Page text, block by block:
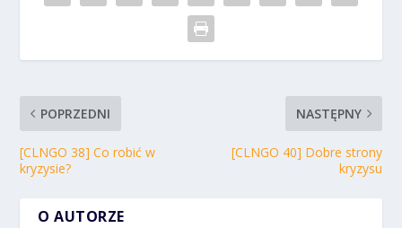
POPRZEDNI
[CLNGO 38] Co robić w
kryzysie?
NASTĘPNY
[CLNGO 40] Dobre strony
kryzysu
O AUTORZE